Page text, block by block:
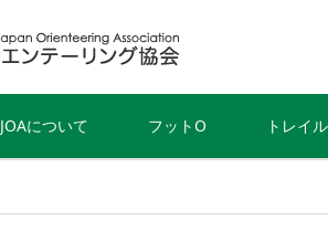
JOAについて フットO トレイ